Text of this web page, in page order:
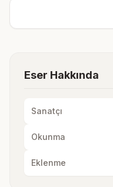
Eser Hakkında
Sanatçı
Okunma
Eklenme